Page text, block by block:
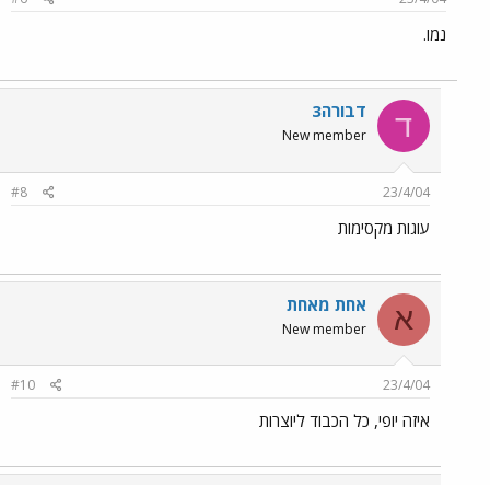
נמו.
ד דבורה3
New member
23/4/04
#8
עוגות מקסימות
א אחת מאחת
New member
23/4/04
#10
איזה יופי, כל הכבוד ליוצרות